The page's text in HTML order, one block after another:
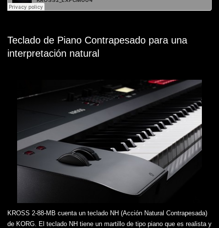
Teclado de Piano Contrapesado para una
interpretación natural
KROSS 2-88-MB cuenta un teclado NH (Acción Natural Contrapesada)
de KORG. El teclado NH tiene un martillo de tipo piano que es realista y